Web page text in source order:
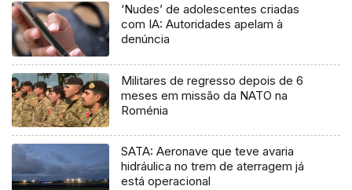
‘Nudes’ de adolescentes criadas
com IA: Autoridades apelam à
denúncia
Militares de regresso depois de 6
meses em missão da NATO na
Roménia
SATA: Aeronave que teve avaria
hidráulica no trem de aterragem já
está operacional